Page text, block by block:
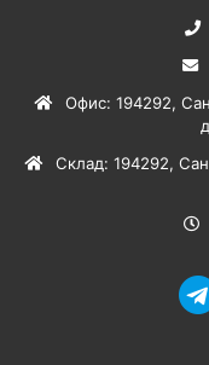
Офис: 194292,
Склад: 194292,